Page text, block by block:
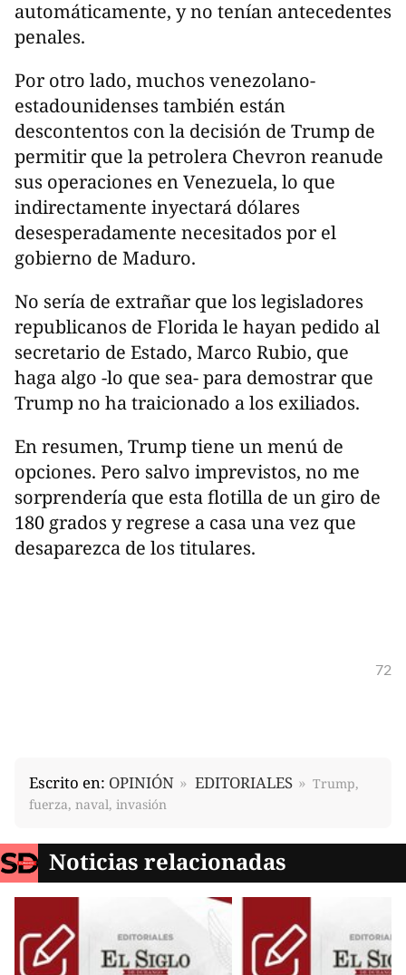
automáticamente, y no tenían antecedentes
penales.
Por otro lado, muchos venezolano-
estadounidenses también están
descontentos con la decisión de Trump de
permitir que la petrolera Chevron reanude
sus operaciones en Venezuela, lo que
indirectamente inyectará dólares
desesperadamente necesitados por el
gobierno de Maduro.
No sería de extrañar que los legisladores
republicanos de Florida le hayan pedido al
secretario de Estado, Marco Rubio, que
haga algo -lo que sea- para demostrar que
Trump no ha traicionado a los exiliados.
En resumen, Trump tiene un menú de
opciones. Pero salvo imprevistos, no me
sorprendería que esta flotilla de un giro de
180 grados y regrese a casa una vez que
desaparezca de los titulares.
72
Escrito en: OPINIÓN EDITORIALES
Trump,
fuerza, naval, invasión
Noticias relacionadas